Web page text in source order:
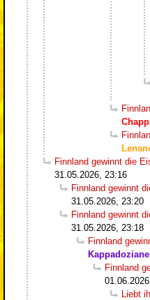
Finnland gewinnt die
31.05.2026, 23:16
Finnland gewinnt
31.05.2026, 23:20
Finnland gewinnt
31.05.2026, 23:18
Finnland
Finnland
Liebt